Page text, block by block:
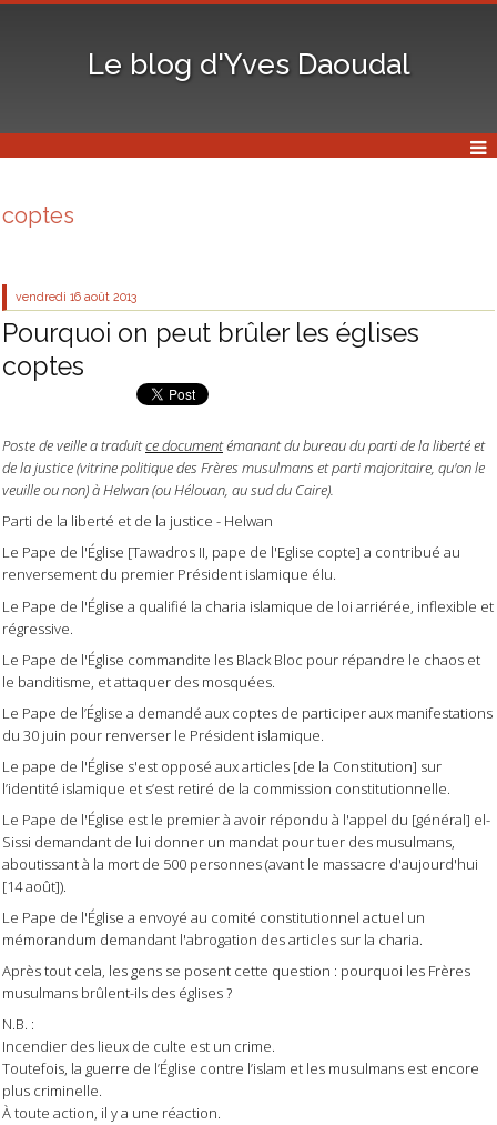
Le blog d'Yves Daoudal
coptes
vendredi 16 août 2013
Pourquoi on peut brûler les églises
coptes
Poste de veille a traduitce documentémanant du bureau du parti de la liberté et
de la justice (vitrine politique des Frères musulmans et parti majoritaire, qu'on le
veuille ou non) à Helwan (ou Hélouan, au sud du Caire).
Parti de la liberté et de la justice - Helwan
Le Pape de l'Église [Tawadros II, pape de l'Eglise copte] a contribué au
renversement du premier Président islamique élu.
Le Pape de l'Église a qualifié la charia islamique de loi arriérée, inflexible et
régressive.
Le Pape de l'Église commandite les Black Bloc pour répandre le chaos et
le banditisme, et attaquer des mosquées.
Le Pape de l’Église a demandé aux coptes de participer aux manifestations
du 30 juin pour renverser le Président islamique.
Le pape de l'Église s'est opposé aux articles [de la Constitution] sur
l’identité islamique et s’est retiré de la commission constitutionnelle.
Le Pape de l'Église est le premier à avoir répondu à l'appel du [général] el-
Sissi demandant de lui donner un mandat pour tuer des musulmans,
aboutissant à la mort de 500 personnes (avant le massacre d'aujourd'hui
[14 août]).
Le Pape de l'Église a envoyé au comité constitutionnel actuel un
mémorandum demandant l'abrogation des articles sur la charia.
Après tout cela, les gens se posent cette question : pourquoi les Frères
musulmans brûlent-ils des églises ?
N.B. :
Incendier des lieux de culte est un crime.
Toutefois, la guerre de l’Église contre l’islam et les musulmans est encore
plus criminelle.
À toute action, il y a une réaction.